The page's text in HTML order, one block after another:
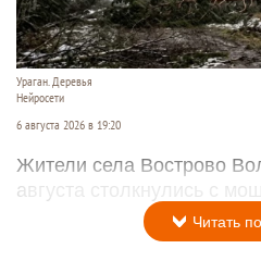
Ураган. Деревья
Нейросети
6 августа 2026 в 19:20
Жители села Вострово
августа столкнулись с
Читать